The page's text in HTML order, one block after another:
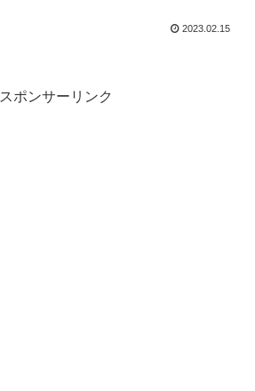
2023.02.15
スポンサーリンク